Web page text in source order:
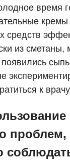
отделение
помощь
отделение
отделение
отделение
время
средств
из сметаны,
к
проблем,